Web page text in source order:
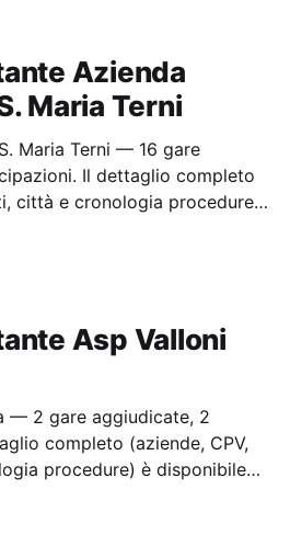
Azienda
Maria Terni
Maria Terni — 16 gare
Il dettaglio completo
città e cronologia procedure)
Asp Valloni
— 2 gare aggiudicate, 2
completo (aziende, CPV,
procedure) è disponibile